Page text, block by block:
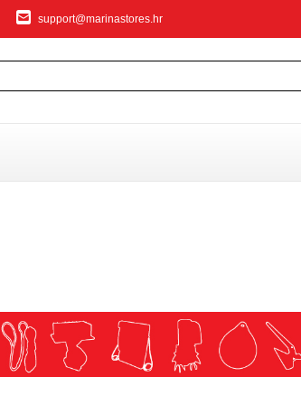
support@marinastores.hr